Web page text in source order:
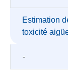
Estimation
toxicité
-